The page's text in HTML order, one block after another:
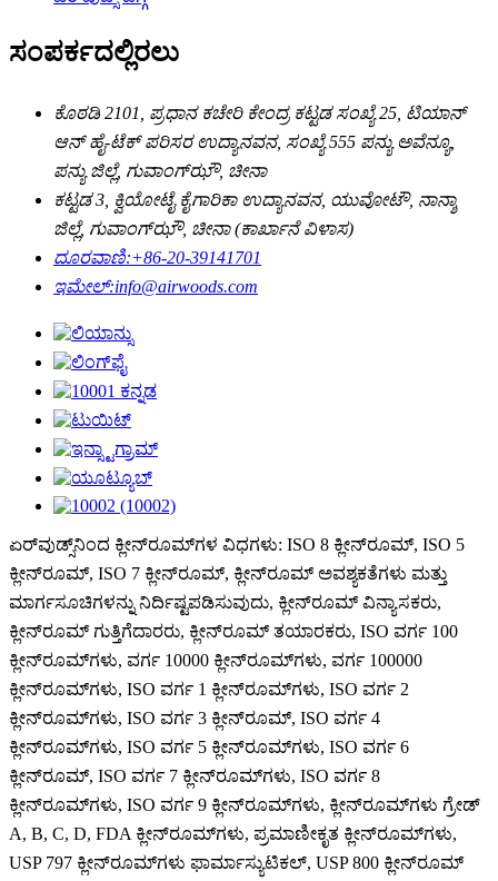
ಸಂಪರ್ಕದಲ್ಲಿರಲು
ಕೊಠಡಿ 2101, ಪ್ರಧಾನ ಕಚೇರಿ ಕೇಂದ್ರ ಕಟ್ಟಡ ಸಂಖ್ಯೆ 25, ಟಿಯಾನ್
ಆನ್ ಹೈ-ಟೆಕ್ ಪರಿಸರ ಉದ್ಯಾನವನ, ಸಂಖ್ಯೆ 555 ಪನ್ಯು ಅವೆನ್ಯೂ,
ಪನ್ಯು ಜಿಲ್ಲೆ, ಗುವಾಂಗ್‌ಝೌ, ಚೀನಾ
ಕಟ್ಟಡ 3, ಕ್ವಿಯೋಟೈ ಕೈಗಾರಿಕಾ ಉದ್ಯಾನವನ, ಯುವೋಟೌ, ನಾನ್ಶಾ
ಜಿಲ್ಲೆ, ಗುವಾಂಗ್‌ಝೌ, ಚೀನಾ (ಕಾರ್ಖಾನೆ ವಿಳಾಸ)
ದೂರವಾಣಿ:+86-20-39141701
ಇಮೇಲ್:info@airwoods.com
ಏರ್‌ವುಡ್ಸ್‌ನಿಂದ ಕ್ಲೀನ್‌ರೂಮ್‌ಗಳ ವಿಧಗಳು: ISO 8 ಕ್ಲೀನ್‌ರೂಮ್, ISO 5
ಕ್ಲೀನ್‌ರೂಮ್, ISO 7 ಕ್ಲೀನ್‌ರೂಮ್, ಕ್ಲೀನ್‌ರೂಮ್ ಅವಶ್ಯಕತೆಗಳು ಮತ್ತು
ಮಾರ್ಗಸೂಚಿಗಳನ್ನು ನಿರ್ದಿಷ್ಟಪಡಿಸುವುದು, ಕ್ಲೀನ್‌ರೂಮ್ ವಿನ್ಯಾಸಕರು,
ಕ್ಲೀನ್‌ರೂಮ್ ಗುತ್ತಿಗೆದಾರರು, ಕ್ಲೀನ್‌ರೂಮ್ ತಯಾರಕರು, ISO ವರ್ಗ 100
ಕ್ಲೀನ್‌ರೂಮ್‌ಗಳು, ವರ್ಗ 10000 ಕ್ಲೀನ್‌ರೂಮ್‌ಗಳು, ವರ್ಗ 100000
ಕ್ಲೀನ್‌ರೂಮ್‌ಗಳು, ISO ವರ್ಗ 1 ಕ್ಲೀನ್‌ರೂಮ್‌ಗಳು, ISO ವರ್ಗ 2
ಕ್ಲೀನ್‌ರೂಮ್‌ಗಳು, ISO ವರ್ಗ 3 ಕ್ಲೀನ್‌ರೂಮ್, ISO ವರ್ಗ 4
ಕ್ಲೀನ್‌ರೂಮ್‌ಗಳು, ISO ವರ್ಗ 5 ಕ್ಲೀನ್‌ರೂಮ್‌ಗಳು, ISO ವರ್ಗ 6
ಕ್ಲೀನ್‌ರೂಮ್, ISO ವರ್ಗ 7 ಕ್ಲೀನ್‌ರೂಮ್‌ಗಳು, ISO ವರ್ಗ 8
ಕ್ಲೀನ್‌ರೂಮ್‌ಗಳು, ISO ವರ್ಗ 9 ಕ್ಲೀನ್‌ರೂಮ್‌ಗಳು, ಕ್ಲೀನ್‌ರೂಮ್‌ಗಳು ಗ್ರೇಡ್
A, B, C, D, FDA ಕ್ಲೀನ್‌ರೂಮ್‌ಗಳು, ಪ್ರಮಾಣೀಕೃತ ಕ್ಲೀನ್‌ರೂಮ್‌ಗಳು,
USP 797 ಕ್ಲೀನ್‌ರೂಮ್‌ಗಳು ಫಾರ್ಮಾಸ್ಯುಟಿಕಲ್, USP 800 ಕ್ಲೀನ್‌ರೂಮ್